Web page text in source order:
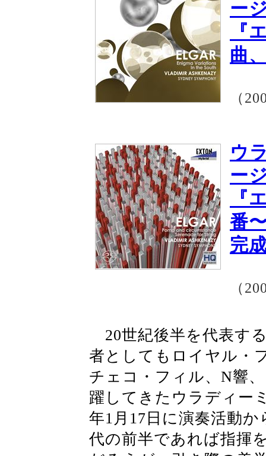
ー
『
曲
（
ウ
ー
『
番
完
（
20世紀後半を代表す
者としてもロイヤル・
チェコ・フィル、N響
躍してきたウラディー
年1月17日に演奏活動
代の前半であれば指揮